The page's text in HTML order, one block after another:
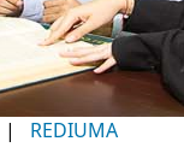
| REDIUMA